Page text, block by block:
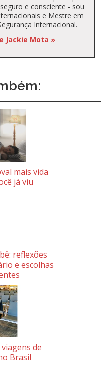
e consciente - sou
e Mestre em
Internacional.
Jackie Mota »
mais vida
já viu
reflexões
e escolhas
de
Brasil